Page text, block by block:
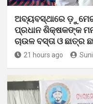
ଅବ୍ୟବସ୍ଥାରେ
ପ୍ରଧାନ ଶିକ୍ଷକଙ୍କ
ଚାଉଳ ବସ୍ତା ଓ ଛାତ୍ର
21 hours ago